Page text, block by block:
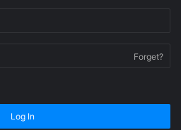
Forget?
Log In